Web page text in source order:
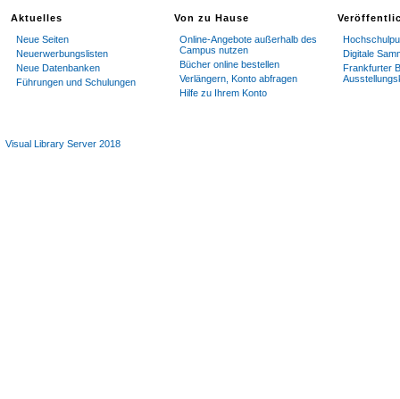
Aktuelles
Neue Seiten
Neuerwerbungslisten
Neue Datenbanken
Führungen und Schulungen
Von zu Hause
Online-Angebote außerhalb des
Campus nutzen
Bücher online bestellen
Verlängern, Konto abfragen
Hilfe zu Ihrem Konto
Digitale
Frankfurter
Visual Library Server 2018